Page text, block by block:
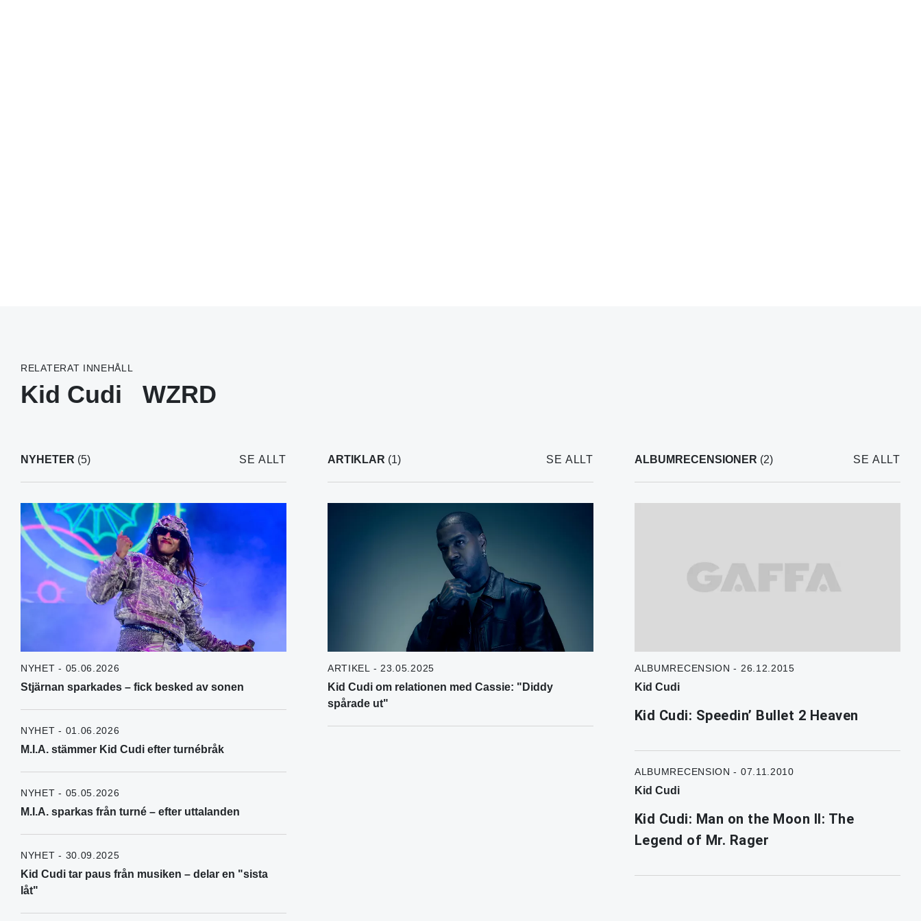
RELATERAT INNEHÅLL
Kid Cudi WZRD
NYHETER (5) SE ALLT
NYHET - 05.06.2026
Stjärnan sparkades – fick besked av sonen
NYHET - 01.06.2026
M.I.A. stämmer Kid Cudi efter turnébråk
NYHET - 05.05.2026
M.I.A. sparkas från turné – efter uttalanden
NYHET - 30.09.2025
Kid Cudi tar paus från musiken – delar en "sista
låt"
ARTIKLAR (1) SE ALLT
ARTIKEL - 23.05.2025
Kid Cudi om relationen med Cassie: "Diddy
spårade ut"
ALBUMRECENSIONER (2) SE ALLT
ALBUMRECENSION - 26.12.2015
Kid Cudi
Kid Cudi: Speedin’ Bullet 2 Heaven
ALBUMRECENSION - 07.11.2010
Kid Cudi
Kid Cudi: Man on the Moon II: The
Legend of Mr. Rager